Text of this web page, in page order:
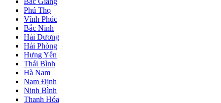
Phú Thọ
Vĩnh Phúc
Bắc Ninh
Hải Dương
Hải Phòng
Hưng Yên
Thái Bình
Hà Nam
Nam Định
Ninh Bình
Thanh Hóa